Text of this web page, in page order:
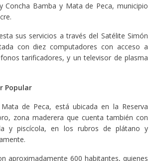
Concha Bamba y Mata de Peca, municipio
sus servicios a través del Satélite Simón
con diez computadores con acceso a
tarificadores, y un televisor de plasma
Popular
de Peca, está ubicada en la Reserva
zona maderera que cuenta también con
y piscícola, en los rubros de plátano y
aproximadamente 600 habitantes, quienes